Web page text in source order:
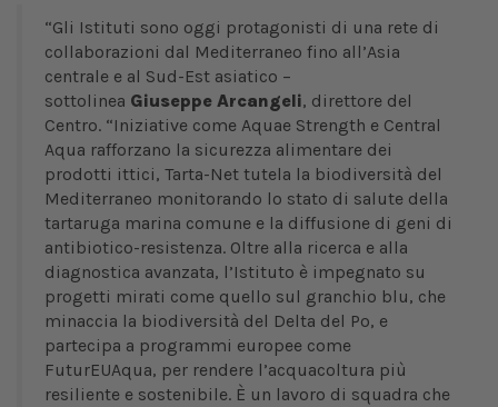
“Gli Istituti sono oggi protagonisti di una rete di
collaborazioni dal Mediterraneo fino all’Asia
centrale e al Sud-Est asiatico –
sottolinea Giuseppe Arcangeli, direttore del
Centro. “Iniziative come Aquae Strength e Central
Aqua rafforzano la sicurezza alimentare dei
prodotti ittici, Tarta-Net tutela la biodiversità del
Mediterraneo monitorando lo stato di salute della
tartaruga marina comune e la diffusione di geni di
antibiotico-resistenza. Oltre alla ricerca e alla
diagnostica avanzata, l’Istituto è impegnato su
progetti mirati come quello sul granchio blu, che
minaccia la biodiversità del Delta del Po, e
partecipa a programmi europee come
FuturEUAqua, per rendere l’acquacoltura più
resiliente e sostenibile. È un lavoro di squadra che